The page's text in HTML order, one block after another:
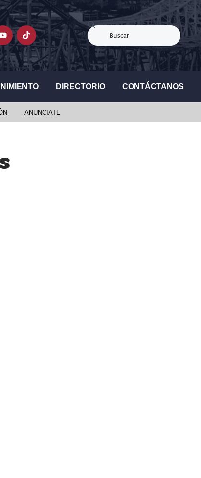
DIRECTORIO CONTÁCTANOS
ANUNCIATE